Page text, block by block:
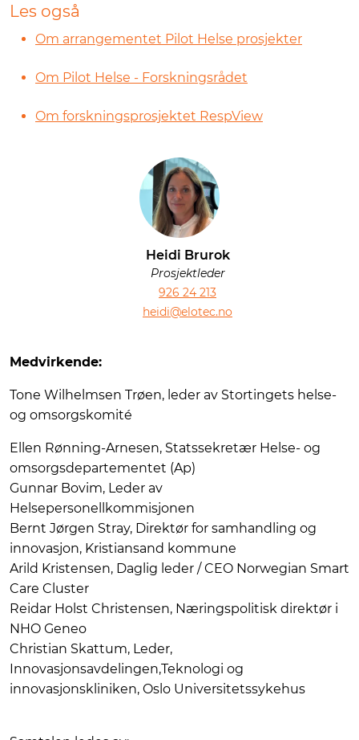
Les også
Om arrangementet Pilot Helse prosjekter
Om Pilot Helse - Forskningsrådet
Om forskningsprosjektet RespView
Heidi Brurok
Prosjektleder
926 24 213
heidi@elotec.no
Medvirkende:
Tone Wilhelmsen Trøen, leder av Stortingets helse-
og omsorgskomité
Ellen Rønning-Arnesen, Statssekretær Helse- og
omsorgsdepartementet (Ap)
Gunnar Bovim, Leder av
Helsepersonellkommisjonen
Bernt Jørgen Stray, Direktør for samhandling og
innovasjon, Kristiansand kommune
Arild Kristensen, Daglig leder / CEO Norwegian Smart
Care Cluster
Reidar Holst Christensen, Næringspolitisk direktør i
NHO Geneo
Christian Skattum, Leder,
Innovasjonsavdelingen,Teknologi og
innovasjonskliniken, Oslo Universitetssykehus